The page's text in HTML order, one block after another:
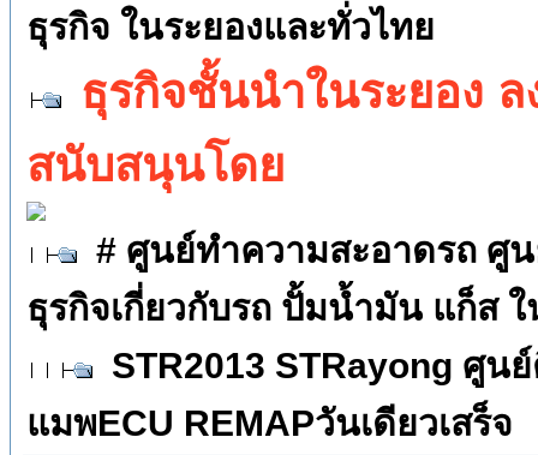
ธุรกิจ ในระยองและทั่วไทย
ธุรกิจชั้นนำในระยอง
สนับสนุนโดย
# ศูนย์ทำความสะอาดรถ ศู
ธุรกิจเกี่ยวกับรถ ปั้มน้ำมัน แก็ส ใ
STR2013 STRayong ศูน
แมพECU REMAPวันเดียวเสร็จ